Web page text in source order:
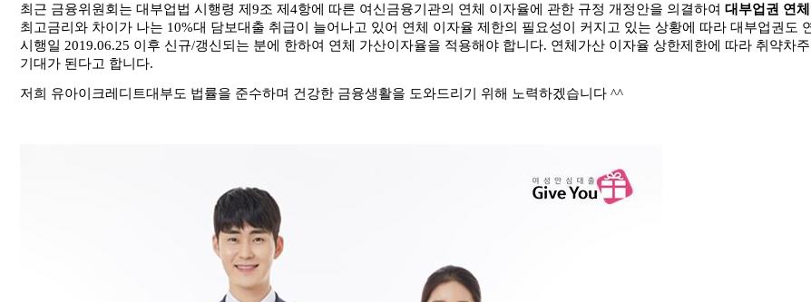
최근 금융위원회는 대부업법 시행령 제 9조 제 4항에 따른 여신금융기관의 연체 이자율에 관한 규정 개정안을 의결하여 대부업권 연
최고금리와 차이가 나는 10%대 담보대출 취급이 늘어나고 있어 연체 이자율 제한의 필요성이 커지고 있는 상황에 따라 대부업권도
시행일 2019.06.25 이후 신규/갱신되는 분에 한하여 연체 가산이자율을 적용해야 합니다. 연체가산 이자율 상한제한에 따라 취약차
기대가 된다고 합니다.
저희 유아이크레디트대부도 법률을 준수하며 건강한 금융생활을 도와드리기 위해 노력하겠습니다 ^^